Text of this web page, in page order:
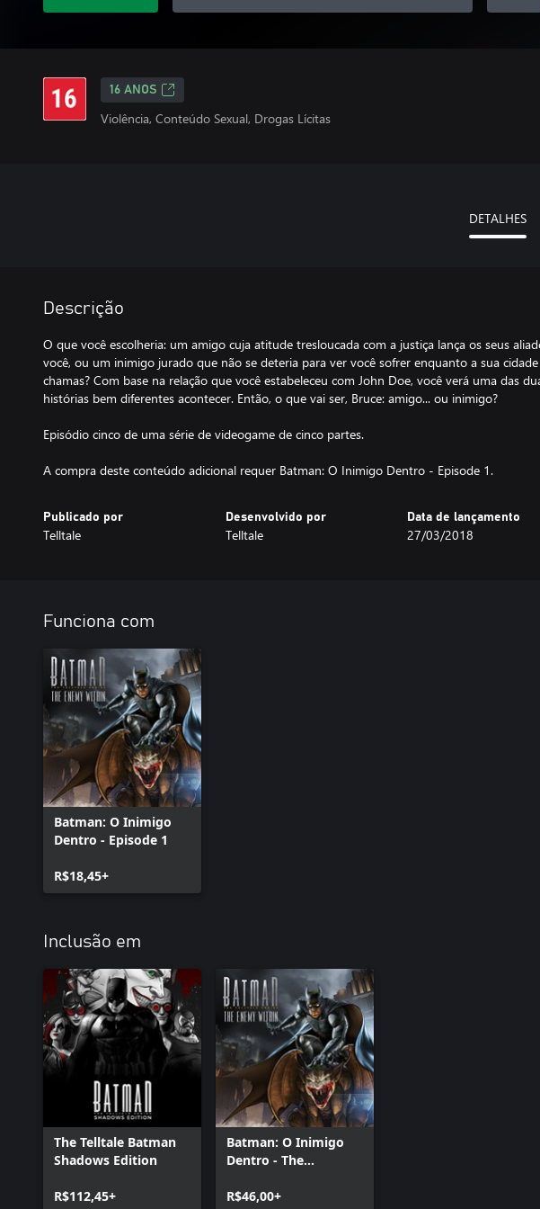
16 ANOS
Violência, Conteúdo Sexual, Drogas Lícitas
DETALHES
Descrição
O que você escolheria: um amigo cuja atitude tresloucada com a justiça lança os seus
você, ou um inimigo jurado que não se deteria para ver você sofrer enquanto a sua
chamas? Com base na relação que você estabeleceu com John Doe, você verá uma das
histórias bem diferentes acontecer. Então, o que vai ser, Bruce: amigo... ou inimigo?
Episódio cinco de uma série de videogame de cinco partes.
A compra deste conteúdo adicional requer Batman: O Inimigo Dentro - Episode 1.
Publicado por
Telltale
Desenvolvido por
Telltale
Data de lançamento
27/03/2018
Funciona com
Batman: O Inimigo
Dentro - Episode 1
R$18,45+
Inclusão em
The Telltale Batman
Shadows Edition
R$112,45+
Batman: O Inimigo
Dentro - The
(Episodes 1-5)
R$46,00+